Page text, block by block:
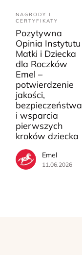
NAGRODY I
CERTYFIKATY
Pozytywna
Opinia Instytutu
Matki i Dziecka
dla Roczków
Emel –
potwierdzenie
jakości,
bezpieczeństwa
i wsparcia
pierwszych
kroków dziecka
Emel
11.06.2026